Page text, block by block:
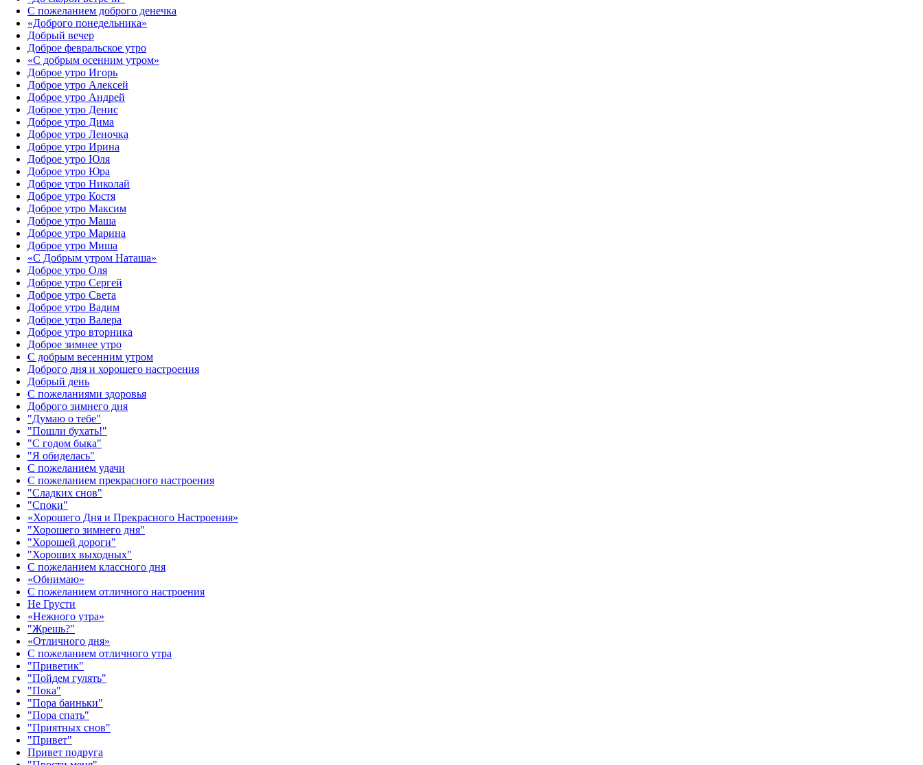
С пожеланием доброго денечка
«Доброго понедельника»‎
Добрый вечер
Доброе февральское утро
«С добрым осенним утром»‎
Доброе утро Игорь
Доброе утро Алексей
Доброе утро Андрей
Доброе утро Денис
Доброе утро Дима
Доброе утро Леночка
Доброе утро Ирина
Доброе утро Юля
Доброе утро Юра
Доброе утро Николай
Доброе утро Костя
Доброе утро Максим
Доброе утро Маша
Доброе утро Марина
Доброе утро Миша
«С Добрым утром Наташа»
Доброе утро Оля
Доброе утро Сергей
Доброе утро Света
Доброе утро Вадим
Доброе утро Валера
Доброе утро вторника
Доброе зимнее утро
С добрым весенним утром
Доброго дня и хорошего настроения
Добрый день
С пожеланиями здоровья
Доброго зимнего дня
"Думаю о тебе"
"Пошли бухать!"
"С годом быка"
"Я обиделась"
С пожеланием удачи
С пожеланием прекрасного настроения
"Сладких снов"
"Споки"
«Хорошего Дня и Прекрасного Настроения»
"Хорошего зимнего дня"
"Хорошей дороги"
"Хороших выходных"
С пожеланием классного дня
«Обнимаю»
С пожеланием отличного настроения
Не Грусти
«Нежного утра»‎
"Жрешь?"
«Отличного дня»‎
С пожеланием отличного утра
"Приветик"
"Пойдем гулять"
"Пока"
"Пора баиньки"
"Пора спать"
"Приятных снов"
"Привет"
Привет подруга